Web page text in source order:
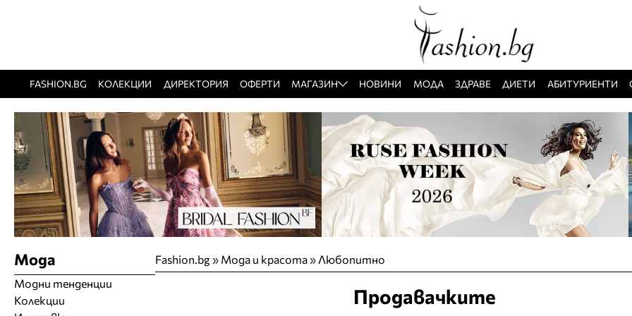
FASHION.BG КОЛЕКЦИИ ДИРЕКТОРИЯ ОФЕРТИ МАГАЗИН НОВИНИ МОДА ЗДРАВЕ ДИЕТИ АБИТУРИЕНТИ
Fashion.bg» Мода и красота» Любопитно
Продавачките
Мода
Модни тенденции
Колекции